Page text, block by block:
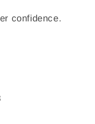
confidence.